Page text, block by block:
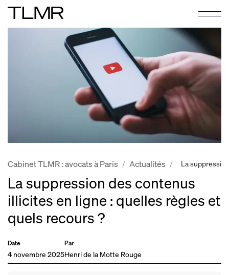
Cabinet TLMR : avocats à Paris / Actualités / La
La suppression des contenus
illicites en ligne : quelles règles et
quels recours ?
Date
4 novembre 2025
Par
Henri de la Motte Rouge